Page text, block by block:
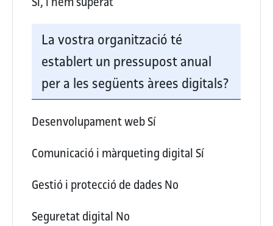
La vostra organització té
establert un pressupost anual
per a les següents àrees digitals?
Desenvolupament webSí
Comunicació i màrqueting digital Sí
Gestió i protecció de dadesNo
Seguretat digital No